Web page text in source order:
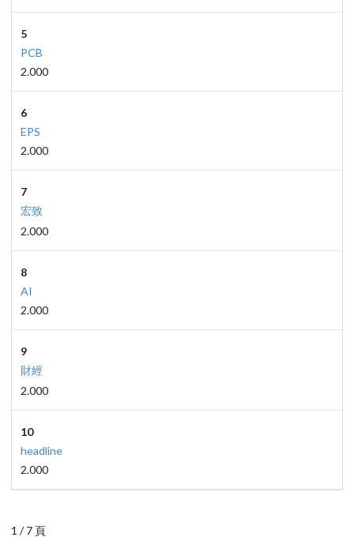
5
PCB
2.000
6
EPS
2.000
7
宏致
2.000
8
AI
2.000
9
財經
2.000
10
headline
2.000
1 / 7 頁